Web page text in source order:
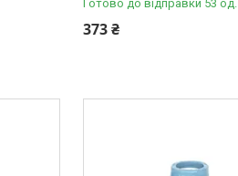
Готово до відправки 53 од.
373 ₴